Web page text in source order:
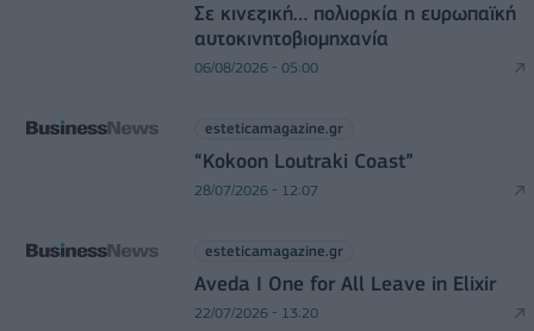
Σε κινεζική… πολιορκία η ευρωπαϊκή
αυτοκινητοβιομηχανία
06/08/2026 - 05:00
esteticamagazine.gr
“Kokoon Loutraki Coast”
28/07/2026 - 12:07
esteticamagazine.gr
Aveda I One for All Leave in Elixir
22/07/2026 - 13:20